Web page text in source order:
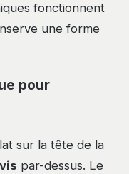
fonctionnent
une forme
pour
sur la tête de la
par-dessus. Le